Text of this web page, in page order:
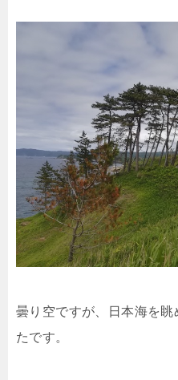
曇り空ですが、日本海を
たです。